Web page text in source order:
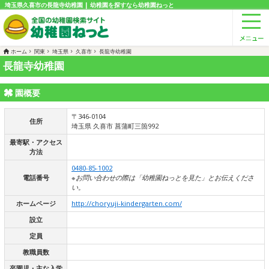
埼玉県久喜市の長龍寺幼稚園 | 幼稚園を探すなら幼稚園ねっと
ホーム 関東 埼玉県 久喜市 長龍寺幼稚園
長龍寺幼稚園
園概要
住所
〒346-0104
埼玉県 久喜市 菖蒲町三箇992
最寄駅・アクセス
方法
電話番号
0480-85-1002
※お問い合わせの際は「幼稚園ねっとを見た」とお伝えくださ
い。
ホームページ
http://choryuji-kindergarten.com/
設立
定員
教職員数